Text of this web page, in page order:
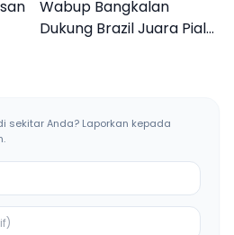
Wabup Bangkalan
Dukung Brazil Juara Piala
sekitar Anda? Laporkan kepada